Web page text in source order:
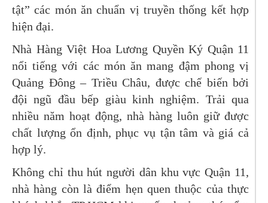
tật” các món ăn chuẩn vị truyền thống kết hợp
hiện đại.
Nhà Hàng Việt Hoa Lương Quyền Ký Quận 11
nổi tiếng với các món ăn mang đậm phong vị
Quảng Đông – Triều Châu, được chế biến bởi
đội ngũ đầu bếp giàu kinh nghiệm. Trải qua
nhiều năm hoạt động, nhà hàng luôn giữ được
chất lượng ổn định, phục vụ tận tâm và giá cả
hợp lý.
Không chỉ thu hút người dân khu vực Quận 11,
nhà hàng còn là điểm hẹn quen thuộc của thực